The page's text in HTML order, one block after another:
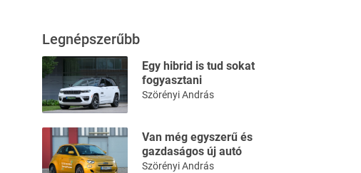
Legnépszerűbb
Egy hibrid is tud sokat
fogyasztani
Szörényi András
Van még egyszerű és
gazdaságos új autó
Szörényi András